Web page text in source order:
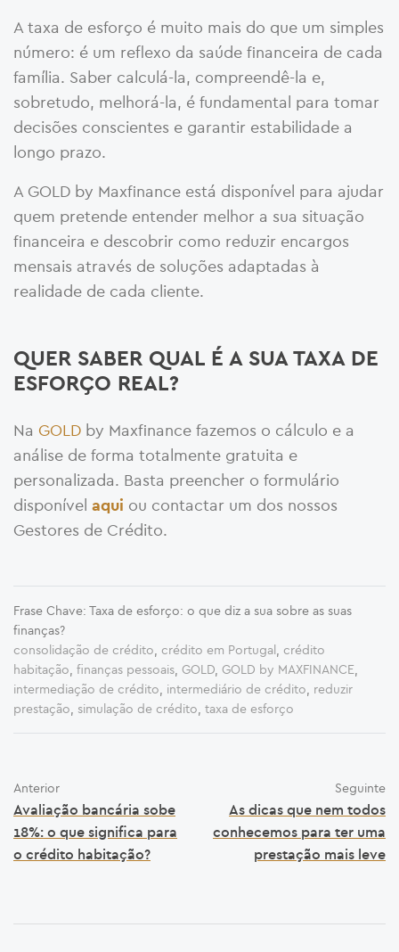
A taxa de esforço é muito mais do que um simples
número: é um reflexo da saúde financeira de cada
família. Saber calculá-la, compreendê-la e,
sobretudo, melhorá-la, é fundamental para tomar
decisões conscientes e garantir estabilidade a
longo prazo.
A GOLD by Maxfinance está disponível para ajudar
quem pretende entender melhor a sua situação
financeira e descobrir como reduzir encargos
mensais através de soluções adaptadas à
realidade de cada cliente.
QUER SABER QUAL É A SUA TAXA DE
ESFORÇO REAL?
Na GOLD by Maxfinance fazemos o cálculo e a
análise de forma totalmente gratuita e
personalizada. Basta preencher o formulário
disponível aqui ou contactar um dos nossos
Gestores de Crédito.
Frase Chave: Taxa de esforço: o que diz a sua sobre as suas
finanças?
consolidação de crédito, crédito em Portugal , crédito
habitação, finanças pessoais, GOLD, GOLD by MAXFINANCE,
intermediação de crédito, intermediário de crédito, reduzir
prestação, simulação de crédito, taxa de esforço
Anterior
Avaliação bancária sobe
18%: o que significa para
o crédito habitação?
Seguinte
As dicas que nem todos
conhecemos para ter uma
prestação mais leve